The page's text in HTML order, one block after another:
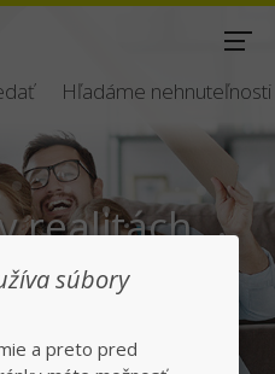
Hľadáme nehnuteľnosti
Bezpečný a
predaj/
Jednotka v
súbory
a preto pred